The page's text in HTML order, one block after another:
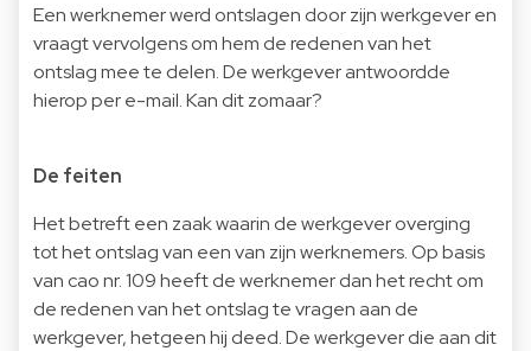
Een werknemer werd ontslagen door zijn werkgever en
vraagt vervolgens om hem de redenen van het
ontslag mee te delen. De werkgever antwoordde
hierop per e-mail. Kan dit zomaar?
De feiten
Het betreft een zaak waarin de werkgever overging
tot het ontslag van een van zijn werknemers. Op basis
van cao nr. 109 heeft de werknemer dan het recht om
de redenen van het ontslag te vragen aan de
werkgever, hetgeen hij deed. De werkgever die aan dit